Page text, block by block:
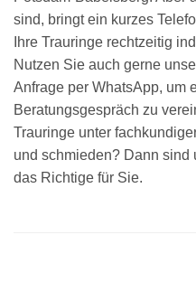
sind, bringt ein kurzes
Ihre Trauringe rechtzeitig
Nutzen Sie auch gerne
Anfrage per WhatsApp, um
Beratungsgespräch zu
Trauringe unter
und schmieden? Dann sind
das Richtige für Sie.